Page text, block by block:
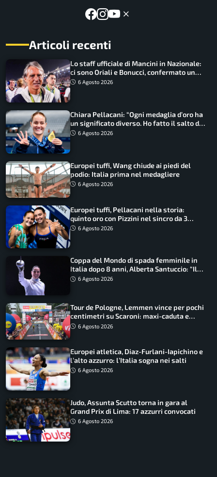
Articoli recenti
Lo staff ufficiale di Mancini in Nazionale:
ci sono Oriali e Bonucci, confermato un
ritorno
6 Agosto 2026
Chiara Pellacani: “Ogni medaglia d’oro ha
un significato diverso. Ho fatto il salto di
qualità”
6 Agosto 2026
Europei tuffi, Wang chiude ai piedi del
podio: Italia prima nel medagliere
6 Agosto 2026
Europei tuffi, Pellacani nella storia:
quinto oro con Pizzini nel sincro da 3
metri
6 Agosto 2026
Coppa del Mondo di spada femminile in
Italia dopo 8 anni, Alberta Santuccio: “Il
lavoro dà sempre i suoi frutti”
6 Agosto 2026
Tour de Pologne, Lemmen vince per pochi
centimetri su Scaroni: maxi-caduta e
tappa accorciata
6 Agosto 2026
Europei atletica, Diaz-Furlani-Iapichino e
l’alto azzurro: l’Italia sogna nei salti
6 Agosto 2026
Judo, Assunta Scutto torna in gara al
Grand Prix di Lima: 17 azzurri convocati
6 Agosto 2026